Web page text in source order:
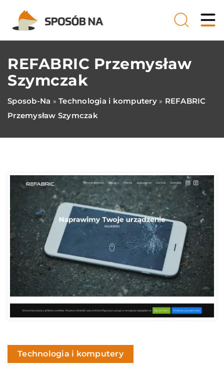
REFABRIC Przemysław
Szymczak
Sposob-Na » Technologia i komputery» REFABRIC
Przemysław Szymczak
Technologia i komputery